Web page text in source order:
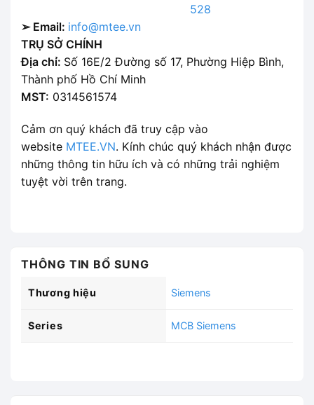
528
➢ Email: info@mtee.vn
TRỤ SỞ CHÍNH
Địa chỉ: Số 16E/2 Đường số 17, Phường Hiệp Bình,
Thành phố Hồ Chí Minh
MST: 0314561574
Cảm ơn quý khách đã truy cập vào
website MTEE.VN. Kính chúc quý khách nhận được
những thông tin hữu ích và có những trải nghiệm
tuyệt vời trên trang.
THÔNG TIN BỔ SUNG
Thương hiệu Siemens
Series MCB Siemens